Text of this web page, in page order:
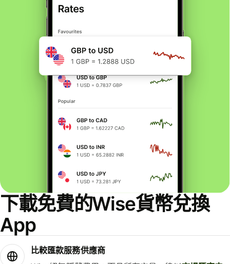
下載免費的Wise貨幣兌換
App
比較匯款服務供應商